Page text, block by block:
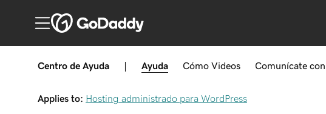
Centro de Ayuda Ayuda Cómo Videos Comunícate
Applies to: Hosting administrado para WordPress